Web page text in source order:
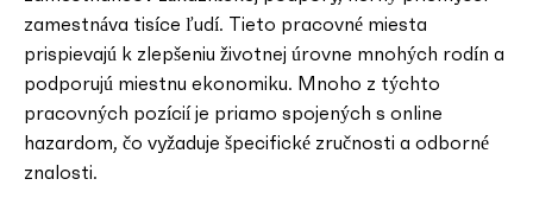
zamestnáva tisíce ľudí. Tieto pracovné miesta
prispievajú k zlepšeniu životnej úrovne mnohých rodín a
podporujú miestnu ekonomiku. Mnoho z týchto
pracovných pozícií je priamo spojených s online
hazardom, čo vyžaduje špecifické zručnosti a odborné
znalosti.